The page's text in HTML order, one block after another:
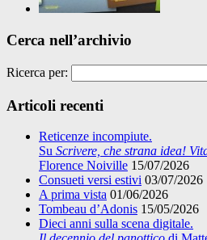
Cerca nell’archivio
Ricerca per:
Articoli recenti
Reticenze incompiute.
Su Scrivere, che strana idea!
Florence Noiville 15/07/2026
Consueti versi estivi 03/07/2026
A prima vista 01/06/2026
Tombeau d’Adonis 15/05/2026
Dieci anni sulla scena digitale.